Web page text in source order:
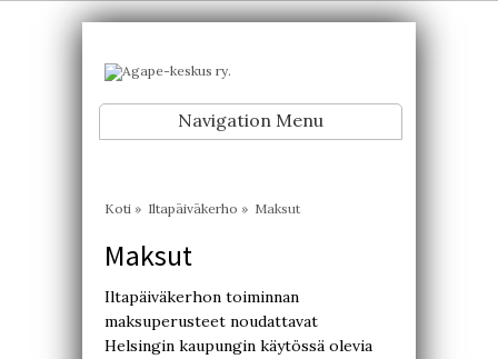
Navigation Menu
Koti » Iltapäiväkerho » Maksut
Maksut
Iltapäiväkerhon toiminnan
maksuperusteet noudattavat
Helsingin kaupungin käytössä olevia